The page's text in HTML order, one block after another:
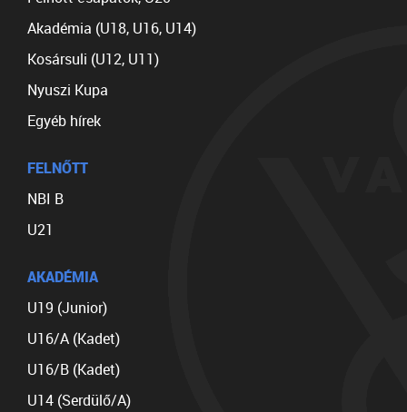
Akadémia (U18, U16, U14)
Kosársuli (U12, U11)
Nyuszi Kupa
Egyéb hírek
FELNŐTT
NBI B
U21
AKADÉMIA
U19 (Junior)
U16/A (Kadet)
U16/B (Kadet)
U14 (Serdülő/A)